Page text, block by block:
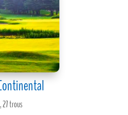
,27 trous